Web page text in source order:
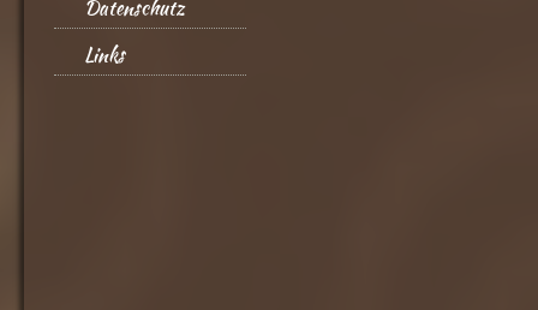
Datenschutz
Links